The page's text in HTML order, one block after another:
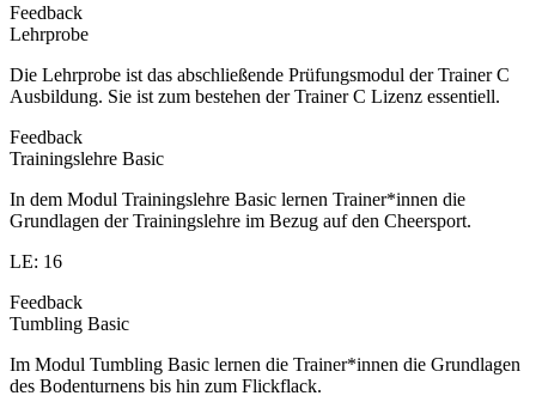
Feedback
Lehrprobe
Die Lehrprobe ist das abschließende Prüfungsmodul der Trainer C
Ausbildung. Sie ist zum bestehen der Trainer C Lizenz essentiell.
Feedback
Trainingslehre Basic
In dem Modul Trainingslehre Basic lernen Trainer*innen die
Grundlagen der Trainingslehre im Bezug auf den Cheersport.
LE: 16
Feedback
Tumbling Basic
Im Modul Tumbling Basic lernen die Trainer*innen die Grundlagen
des Bodenturnens bis hin zum Flickflack.